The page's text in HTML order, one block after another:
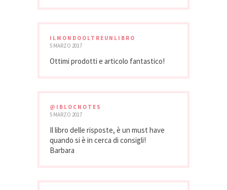
ILMONDOOLTREUNLIBRO
5 MARZO 2017
Ottimi prodotti e articolo fantastico!
@IBLOCNOTES
5 MARZO 2017
Il libro delle risposte, è un must have
quando si è in cerca di consigli!
Barbara